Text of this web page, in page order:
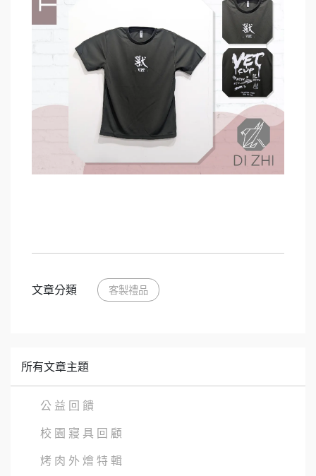
文章分類 客製禮品
所有文章主題
公 益 回 饋
校 園 寢 具 回 顧
烤 肉 外 燴 特 輯